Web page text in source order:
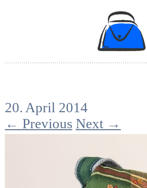
20. April 2014
← Previous Next →